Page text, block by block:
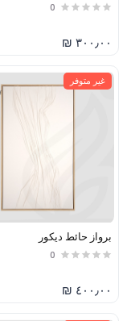
0
٣٠٠٫٠٠ ₪
غير متوفر
برواز حائط ديكور
0
٤٠٠٫٠٠ ₪